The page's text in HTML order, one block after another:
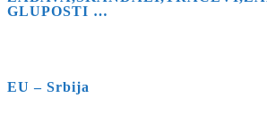
GLUPOSTI …
EU – Srbija